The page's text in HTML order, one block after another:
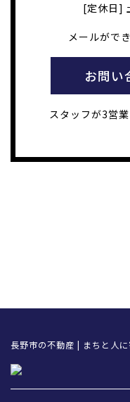
[定休日]
メールがで
お問い
スタッフが3営
長野市の不動産 | まちと人に